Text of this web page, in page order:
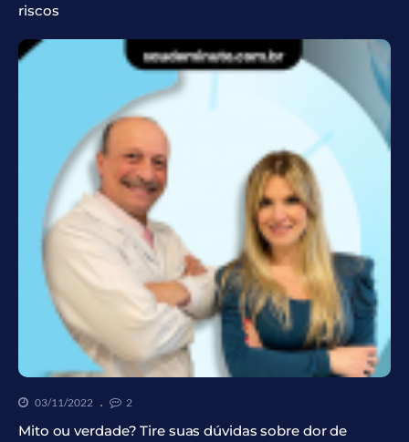
riscos
03/11/2022 2
Mito ou verdade? Tire suas dúvidas sobre dor de